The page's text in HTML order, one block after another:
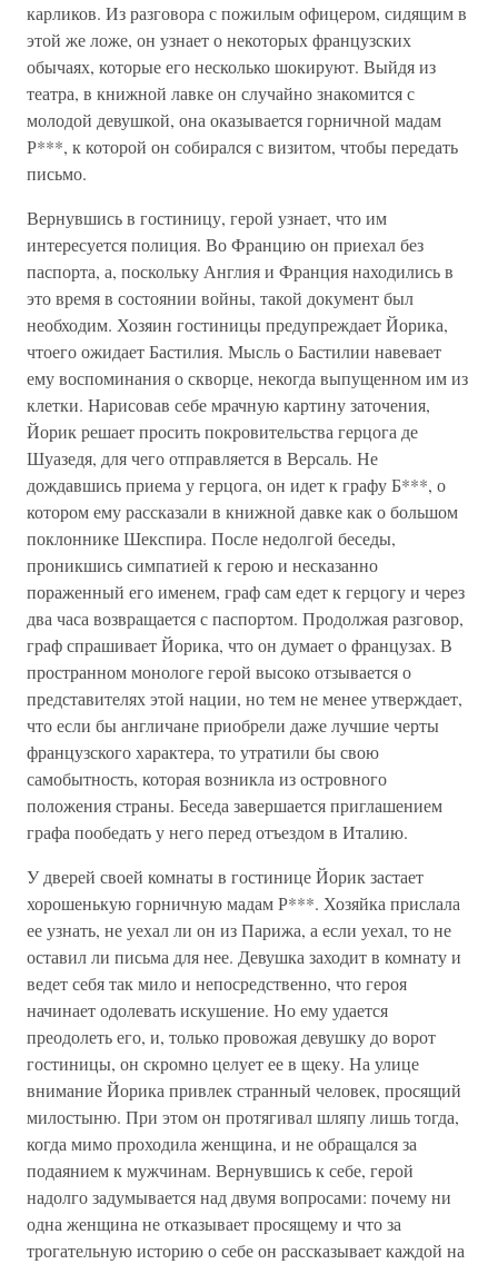
карликов. Из разговора с пожилым офицером, сидящим в
этой же ложе, он узнает о некоторых французских
обычаях, которые его несколько шокируют. Выйдя из
театра, в книжной лавке он случайно знакомится с
молодой девушкой, она оказывается горничной мадам
Р***, к которой он собирался с визитом, чтобы передать
письмо.
Вернувшись в гостиницу, герой узнает, что им
интересуется полиция. Во Францию он приехал без
паспорта, а, поскольку Англия и Франция находились в
это время в состоянии войны, такой документ был
необходим. Хозяин гостиницы предупреждает Йорика,
чтоего ожидает Бастилия. Мысль о Бастилии навевает
ему воспоминания о скворце, некогда выпущенном им из
клетки. Нарисовав себе мрачную картину заточения,
Йорик решает просить покровительства герцога де
Шуазедя, для чего отправляется в Версаль. Не
дождавшись приема у герцога, он идет к графу Б***, о
котором ему рассказали в книжной давке как о большом
поклоннике Шекспира. После недолгой беседы,
проникшись симпатией к герою и несказанно
пораженный его именем, граф сам едет к герцогу и через
два часа возвращается с паспортом. Продолжая разговор,
граф спрашивает Йорика, что он думает о французах. В
пространном монологе герой высоко отзывается о
представителях этой нации, но тем не менее утверждает,
что если бы англичане приобрели даже лучшие черты
французского характера, то утратили бы свою
самобытность, которая возникла из островного
положения страны. Беседа завершается приглашением
графа пообедать у него перед отъездом в Италию.
У дверей своей комнаты в гостинице Йорик застает
хорошенькую горничную мадам Р***. Хозяйка прислала
ее узнать, не уехал ли он из Парижа, а если уехал, то не
оставил ли письма для нее. Девушка заходит в комнату и
ведет себя так мило и непосредственно, что героя
начинает одолевать искушение. Но ему удается
преодолеть его, и, только провожая девушку до ворот
гостиницы, он скромно целует ее в щеку. На улице
внимание Йорика привлек странный человек, просящий
милостыню. При этом он протягивал шляпу лишь тогда,
когда мимо проходила женщина, и не обращался за
подаянием к мужчинам. Вернувшись к себе, герой
надолго задумывается над двумя вопросами: почему ни
одна женщина не отказывает просящему и что за
трогательную историю о себе он рассказывает каждой на